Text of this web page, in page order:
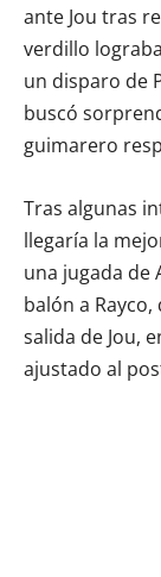
ante Jou tras
verdillo
un disparo de
buscó
guimarero
Tras algunas
llegaría la
una jugada de
balón a
salida de Jou,
ajustado al